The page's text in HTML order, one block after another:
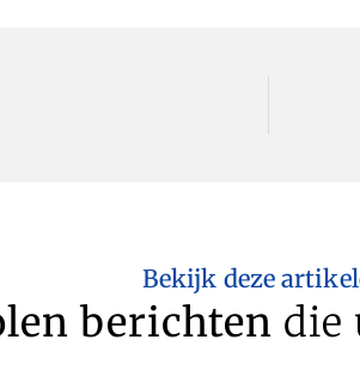
Bekijk deze
berichten die